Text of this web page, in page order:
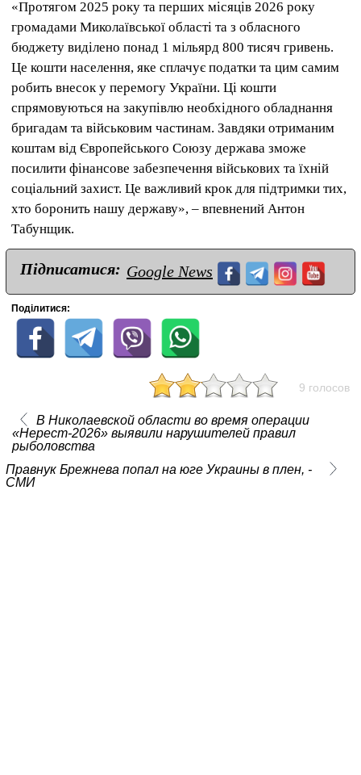
«Протягом 2025 року та перших місяців 2026 року
громадами Миколаївської області та з обласного
бюджету виділено понад 1 мільярд 800 тисяч гривень.
Це кошти населення, яке сплачує податки та цим самим
робить внесок у перемогу України. Ці кошти
спрямовуються на закупівлю необхідного обладнання
бригадам та військовим частинам. Завдяки отриманим
коштам від Європейського Союзу держава зможе
посилити фінансове забезпечення військових та їхній
соціальний захист. Це важливий крок для підтримки тих,
хто боронить нашу державу», – впевнений Антон
Табунщик.
Підписатися: Google News
Поділитися:
9 голосов
В Николаевской области во время операции
«Нерест-2026» выявили нарушителей правил
рыболовства
Правнук Брежнева попал на юге Украины в плен, -
СМИ